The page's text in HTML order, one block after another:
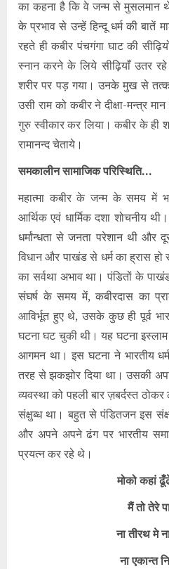
का कहना है कि वे जन्म से मुसलमान थे
के प्रभाव से उन्हें हिन्दू धर्म की बातें
रहते ही कबीर पंचगंगा घाट की
स्नान करने के लिये सीढ़ियाँ उतर
शरीर पर पड़ गया। उनके मुख से
उसी राम को कबीर ने दीक्षा-मन्त्र
गुरु स्वीकार कर लिया। कबीर के ही
रामानन्द चेताये।
समकालीन सामाजिक परिस्थिति…
महात्मा कबीर के जन्म के समय में
आर्थिक एवं धार्मिक दशा शोचनीय
धर्मांन्धता से जनता परेशान थी और
विधान और पाखंड से धर्म का ह्रास
का सर्वथा अभाव था। पंडितों के
संघर्ष के समय में, कबीरदास का
आविर्भूत हुए थे, उसके कुछ ही पूर्व
घटना घट चुकी थी। यह घटना
आगमन था। इस घटना ने भारतीय
तरह से झकझोर दिया था। उसकी
व्यवस्था को पहली बार ज़बर्दस्त ठोकर
संक्षुब्ध था। बहुत से पंडितजन इस
और अपने अपने ढंग पर भारतीय
प्रयत्न कर रहे थे।
मोको कहां
मैं तो तेरे
ना तीरथ मे
ना एकान्त